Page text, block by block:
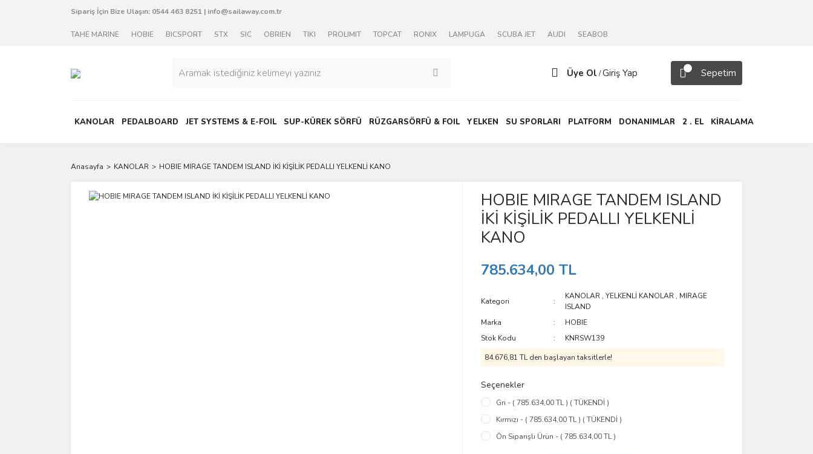
Sipariş İçin Bize Ulaşın: 0544 463 8251 | info@sailaway.com.tr
TAHE MARINE HOBIE BICSPORT STX SIC OBRIEN TIKI PROLIMIT TOPCAT RONIX LAMPUGA SCUBA JET AUDI SEABOB
Üye Ol /Giriş Yap Sepetim
KANOLAR PEDALBOARD JET SYSTEMS & E-FOIL SUP-KÜREK SÖRFÜ RÜZGARSÖRFÜ & FOIL YELKEN SU SPORLARI PLATFORM DONANIMLAR 2 . EL KİRALAMA
Anasayfa KANOLAR HOBIE MIRAGE TANDEM ISLAND İKİ KİŞİLİK PEDALLI YELKENLİ KANO
HOBIE MIRAGE TANDEM ISLAND
İKİ KİŞİLİK PEDALLI YELKENLİ
KANO
785.634,00 TL
Kategori
KANOLAR ,YELKENLİ KANOLAR , MIRAGE
ISLAND
Marka
HOBIE
Stok Kodu
KNRSW139
84.676,81 TL den başlayan taksitlerle!
Seçenekler
Gri - ( 785.634,00 TL ) ( TÜKENDİ )
Kırmızı - ( 785.634,00 TL ) ( TÜKENDİ )
Ön Siparişli Ürün - ( 785.634,00 TL )